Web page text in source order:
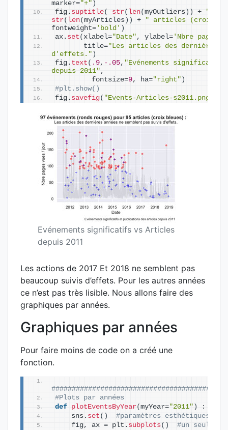
marker="+" )
fig. suptitle( str( len(myOutliers )) +
"
str( len( myArticles )) +
" articles (croix
fontweight= 'bold' )
ax. set ( xlabel="Date" , ylabel= 'Nbre pages
       title=
"Les articles des dernières
d'effets." )
fig. text ( .9, -.05, "Evénements
depuis 2011" ,
         fontsize=
9, ha="right" )
#plt.show()
fig. savefig( "Events-Articles-s2011.png"
Evénements significatifs vs Articles
depuis 2011
Les actions de 2017 Et 2018 ne semblent pas
beaucoup suivis d’effets. Pour les autres années
ce n’est pas très lisible. Nous allons faire des
graphiques par années.
Graphiques par années
Pour faire moins de code on a créé une
fonction.
#Plots par années
def plotEventsByYear( myYear="2011" )
:
    sns.
set ()
#paramètres esthétiques
    fig, ax = plt.
subplots()
#un seul